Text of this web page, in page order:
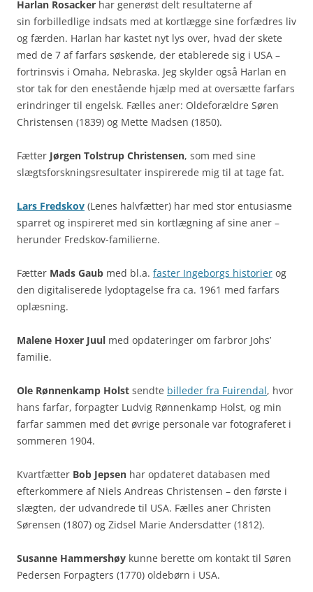
Harlan Rosacker har generøst delt resultaterne af
sin forbilledlige indsats med at kortlægge sine forfædres liv
og færden. Harlan har kastet nyt lys over, hvad der skete
med de 7 af farfars søskende, der etablerede sig i USA –
fortrinsvis i Omaha, Nebraska. Jeg skylder også Harlan en
stor tak for den enestående hjælp med at oversætte farfars
erindringer til engelsk. Fælles aner: Oldeforældre Søren
Christensen (1839) og Mette Madsen (1850).
Fætter Jørgen Tolstrup Christensen, som med sine
slægtsforskningsresultater inspirerede mig til at tage fat.
Lars Fredskov (Lenes halvfætter) har med stor entusiasme
sparret og inspireret med sin kortlægning af sine aner –
herunder Fredskov-familierne.
Fætter Mads Gaub med bl.a. faster Ingeborgs historier og
den digitaliserede lydoptagelse fra ca. 1961 med farfars
oplæsning.
Malene Hoxer Juul med opdateringer om farbror Johs’
familie.
Ole Rønnenkamp Holst sendte billeder fra Fuirendal, hvor
hans farfar, forpagter Ludvig Rønnenkamp Holst, og min
farfar sammen med det øvrige personale var fotograferet i
sommeren 1904.
Kvartfætter Bob Jepsen har opdateret databasen med
efterkommere af Niels Andreas Christensen – den første i
slægten, der udvandrede til USA. Fælles aner Christen
Sørensen (1807) og Zidsel Marie Andersdatter (1812).
Susanne Hammershøy kunne berette om kontakt til Søren
Pedersen Forpagters (1770) oldebørn i USA.